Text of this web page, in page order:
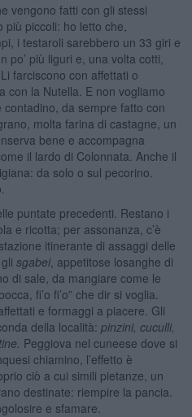
vengono fatti con gli stessi
piccoli: ho letto che,
i testaroli sarebbero un 33 giri e
po’ più liguri e, una volta cotti,
farciscono con affettati o
con la Nutella. E non vogliamo
contadino, da sempre fatto con
molta farina di castagne, un
bene e accompagna
il lardo di Colonnata. Anche il
da solo o sul pecorino.
puntate precedenti. Restano i
e ricotta; per assonanza, c’è
itinerante di assaggi delle
sgabei, appetitose losanghe di
di sale, da mangiare come le
fi’o fi’o” che dir si voglia.
e formaggi a piacere. Gli
della località: pinzini, cuculli,
Peggiova nel cuneese dove si
chiamino, l’effetto è
ciò a cui simili pietanze, un
destinate: riempire la pancia.
e sfamare.